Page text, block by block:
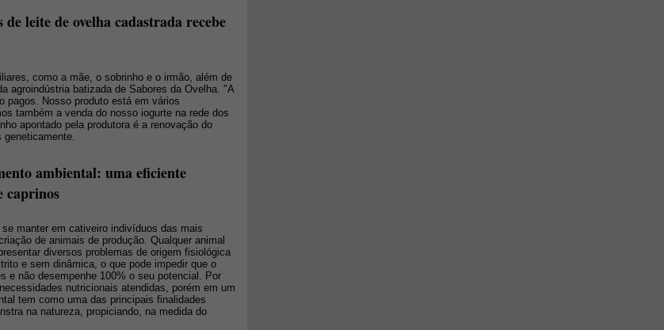
leite de ovelha cadastrada recebe
como a mãe, o sobrinho e o irmão, além de
agroindústria batizada de Sabores da Ovelha. "A
pagos. Nosso produto está em vários
também a venda do nosso iogurte na rede dos
apontado pela produtora é a renovação do
geneticamente.
ambiental: uma eficiente
caprinos
manter em cativeiro indivíduos das mais
de animais de produção. Qualquer animal
diversos problemas de origem fisiológica
e sem dinâmica, o que pode impedir que o
e não desempenhe 100% o seu potencial. Por
nutricionais atendidas, porém em um
tem como uma das principais finalidades
na natureza, propiciando, na medida do